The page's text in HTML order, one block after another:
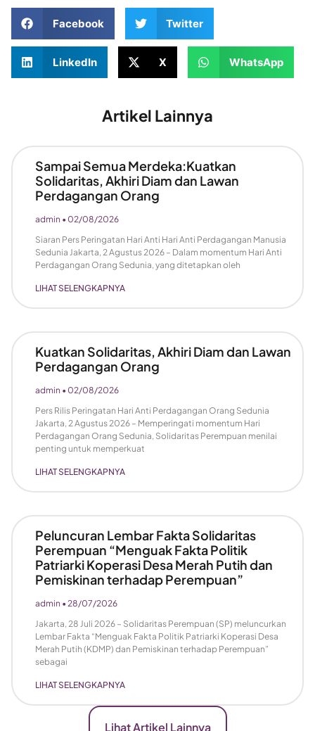
Facebook Twitter
LinkedIn X WhatsApp
Artikel Lainnya
Sampai Semua Merdeka:Kuatkan
Solidaritas, Akhiri Diam dan Lawan
Perdagangan Orang
admin
02/08/2026
Siaran Pers Peringatan Hari Anti Hari Anti Perdagangan Manusia
Sedunia Jakarta, 2 Agustus 2026 – Dalam momentum Hari Anti
Perdagangan Orang Sedunia, yang ditetapkan oleh
LIHAT SELENGKAPNYA
Kuatkan Solidaritas, Akhiri Diam dan Lawan
Perdagangan Orang
admin
02/08/2026
Pers Rilis Peringatan Hari Anti Perdagangan Orang Sedunia
Jakarta, 2 Agustus 2026 – Memperingati momentum Hari
Perdagangan Orang Sedunia, Solidaritas Perempuan menilai
penting untuk memperkuat
LIHAT SELENGKAPNYA
Peluncuran Lembar Fakta Solidaritas
Perempuan “Menguak Fakta Politik
Patriarki Koperasi Desa Merah Putih dan
Pemiskinan terhadap Perempuan”
admin
28/07/2026
Jakarta, 28 Juli 2026 – Solidaritas Perempuan (SP) meluncurkan
Lembar Fakta “Menguak Fakta Politik Patriarki Koperasi Desa
Merah Putih (KDMP) dan Pemiskinan terhadap Perempuan”
sebagai
LIHAT SELENGKAPNYA
Lihat Artikel Lainnya